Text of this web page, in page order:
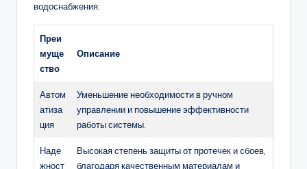
водоснабжения:
Преи
муще
ство
Описание
Автом
атиза
ция
Уменьшение необходимости в ручном
управлении и повышение эффективности
работы системы.
Наде
жност
Высокая степень защиты от протечек и сбоев,
благодаря качественным материалам и